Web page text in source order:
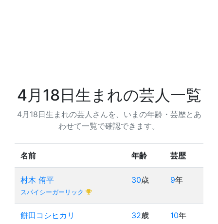
4月18日生まれの芸人一覧
4月18日生まれの芸人さんを、いまの年齢・芸歴とあ
わせて一覧で確認できます。
名前 年齢 芸歴
村木 侑平
スパイシーガーリック
30歳 9年
餅田コシヒカリ 32歳 10年